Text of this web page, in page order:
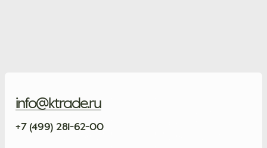
info@ktrade.ru
+7 (499) 281-62-00